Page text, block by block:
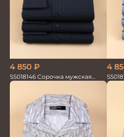
4 850 ₽
SS018146 Сорочка мужская
GROSTYLE TRENDY
4